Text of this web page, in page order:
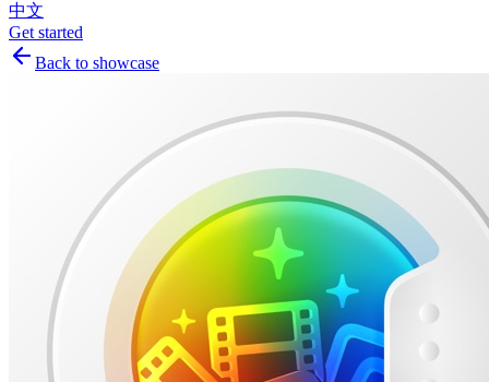
中文
Get started
Back to showcase